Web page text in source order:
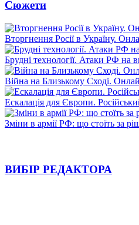
Сюжети
Вторгнення Росії в Україну.
Брудні технології. Атаки РФ на
Війна на Близькому Сході.
Ескалація для Європи.
Зміни в армії РФ: що стоїть за
ВИБІР РЕДАКТОРА